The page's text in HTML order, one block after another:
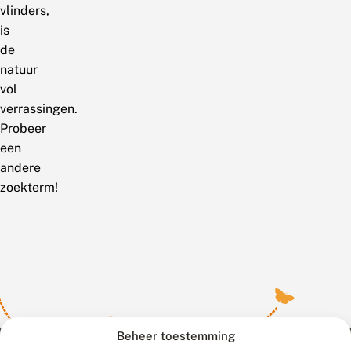
Beheer toestemming
vlinders,
is
de
natuur
vol
verrassingen.
Probeer
een
andere
zoekterm!